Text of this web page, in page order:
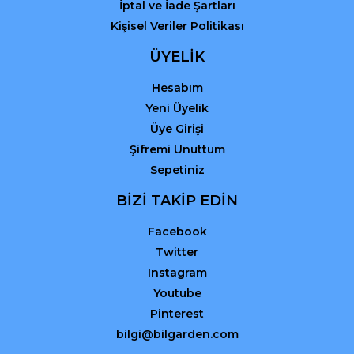
İptal ve İade Şartları
Kişisel Veriler Politikası
ÜYELİK
Hesabım
Yeni Üyelik
Üye Girişi
Şifremi Unuttum
Sepetiniz
BİZİ TAKİP EDİN
Facebook
Twitter
Instagram
Youtube
Pinterest
bilgi@bilgarden.com